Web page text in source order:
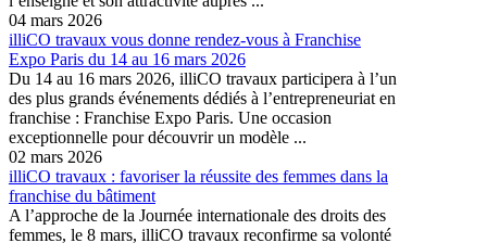
04 mars 2026
illiCO travaux vous donne rendez-vous à Franchise
Expo Paris du 14 au 16 mars 2026
Du 14 au 16 mars 2026, illiCO travaux participera à l’un
des plus grands événements dédiés à l’entrepreneuriat en
franchise : Franchise Expo Paris. Une occasion
exceptionnelle pour découvrir un modèle ...
02 mars 2026
illiCO travaux : favoriser la réussite des femmes dans la
franchise du bâtiment
A l’approche de la Journée internationale des droits des
femmes, le 8 mars, illiCO travaux reconfirme sa volonté